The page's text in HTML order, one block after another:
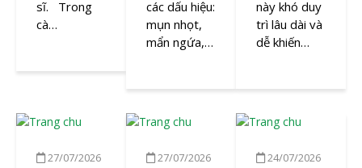
sĩ. Trong
cà…
các dấu hiệu:
mụn nhọt,
mẩn ngứa,…
này khó duy
trì lâu dài và
dễ khiến…
27/07/2026 27/07/2026 24/07/2026